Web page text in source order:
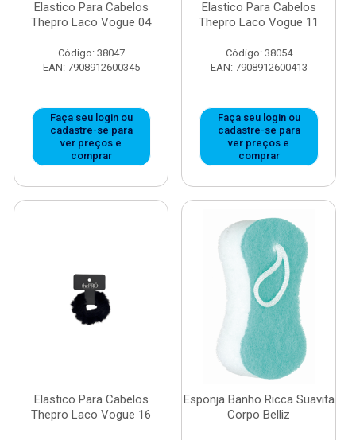
Elastico Para Cabelos
Thepro Laco Vogue 04
Código: 38047
EAN: 7908912600345
Faça seu login ou
cadastre-se para
ver preços e
comprar
Elastico Para Cabelos
Thepro Laco Vogue 11
Código: 38054
EAN: 7908912600413
Faça seu login ou
cadastre-se para
ver preços e
comprar
Elastico Para Cabelos
Thepro Laco Vogue 16
Esponja Banho Ricca Suavita
Corpo Belliz